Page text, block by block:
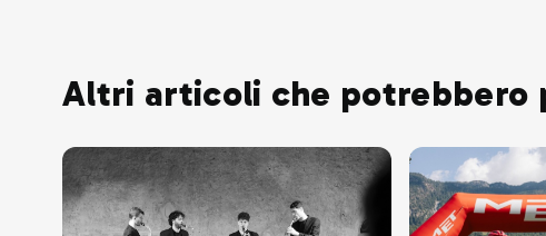
Altri articoli che potrebbero